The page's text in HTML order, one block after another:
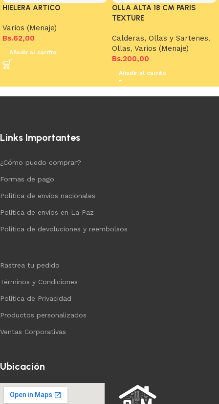
HIELERA ARTICO
Varios (Menaje)
Bs.62,00
Añadir al carrito
OLLA ALTA 18 CM PARIS
TEXTURE
Calderas, Ollas y Sartenes,
Ollas, Varios (Menaje)
Bs.200,00
Añadir al carrito
Links Importantes
¿Cómo puedo comprar?
Formas de pago
Política de envíos nacionales
Política de envíos en La Paz
Política de devoluciones y reembolsos
Rastrea tu pedido
Términos y Condiciones
Política de Privacidad
Productos personalizados
Ventas Corporativas
Ubicación